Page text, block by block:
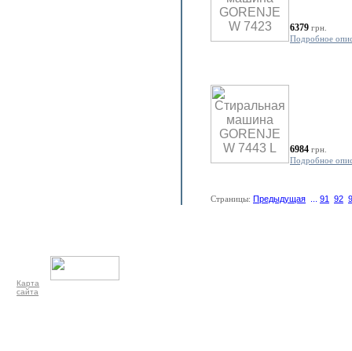
6379 грн.
Подробное
6984 грн.
Подробное
Страницы: Предыдущая 91 92
Карта
сайта